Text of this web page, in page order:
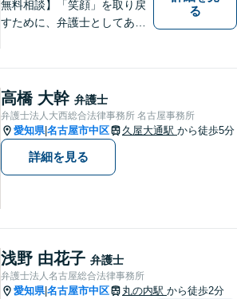
無料相談】「笑顔」を取り戻
すために、弁護士としてあら
れるようリードいたします。
まずは無料相談をご利用くだ
さい。【女性弁護士在籍】
る
高橋 大幹 弁護士
弁護士法人大西総合法律事務所 名古屋事務所
愛知県|名古屋市中区 久屋大通駅 から徒歩5分
詳細を見る
浅野 由花子 弁護士
弁護士法人名古屋総合法律事務所
愛知県|名古屋市中区 丸の内駅 から徒歩2分